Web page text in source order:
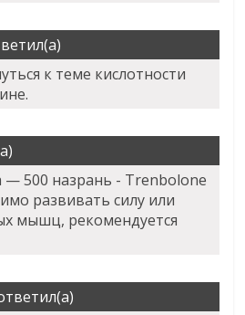
к теме кислотности
— 500 назрань - Trenbolone
развивать силу или
мышц, рекомендуется